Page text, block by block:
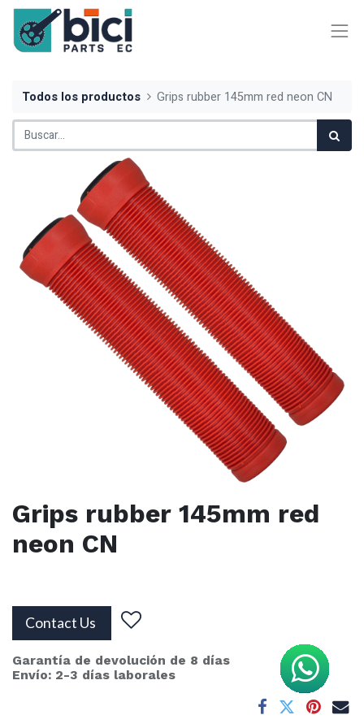
Todos los productos Grips rubber 145mm red neon CN
Grips rubber 145mm red
neon CN
Contact Us
Garantía de devolución de 8 días
Envío: 2-3 días laborales